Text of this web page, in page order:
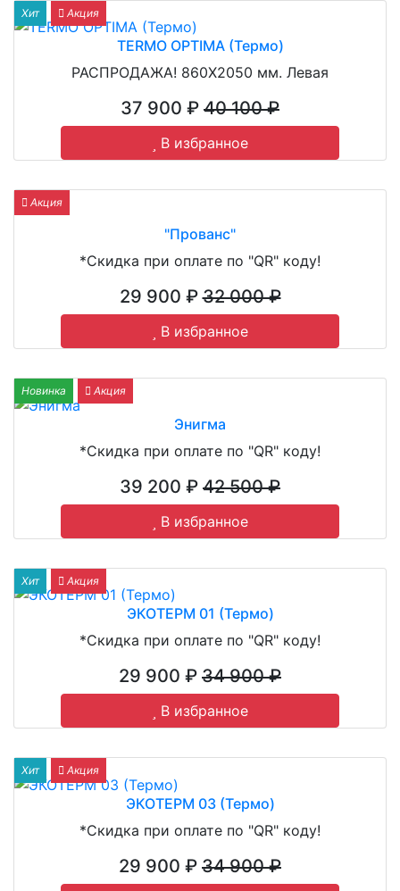
Хит Акция
TERMO OPTIMA (Термо)
РАСПРОДАЖА! 860Х2050 мм. Левая
37 900 ₽ 40 100 ₽
В избранное
Акция
"Прованс"
*Скидка при оплате по "QR" коду!
29 900 ₽32 000 ₽
В избранное
Новинка Акция
Энигма
*Скидка при оплате по "QR" коду!
39 200 ₽ 42 500 ₽
В избранное
Хит Акция
ЭКОТЕРМ 01 (Термо)
*Скидка при оплате по "QR" коду!
29 900 ₽ 34 900 ₽
В избранное
Хит Акция
ЭКОТЕРМ 03 (Термо)
*Скидка при оплате по "QR" коду!
29 900 ₽ 34 900 ₽